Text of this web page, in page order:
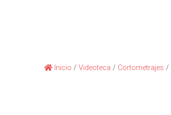
Inicio / Videoteca / Cortometrajes /